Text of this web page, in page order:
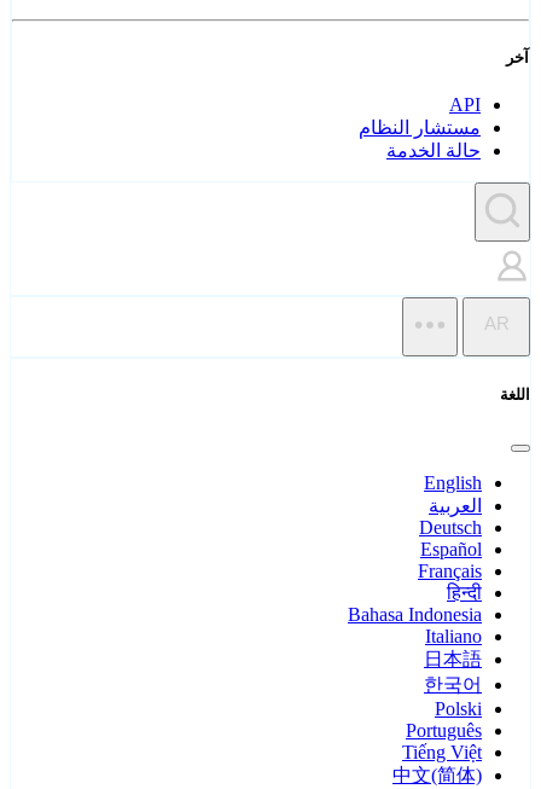
آخر
API
مستشار النظام
حالة الخدمة
AR
اللغة
English
العربية
Deutsch
Español
Français
हिन्दी
Bahasa Indonesia
Italiano
日本語
한국어
Polski
Português
Tiếng Việt
中文(简体)